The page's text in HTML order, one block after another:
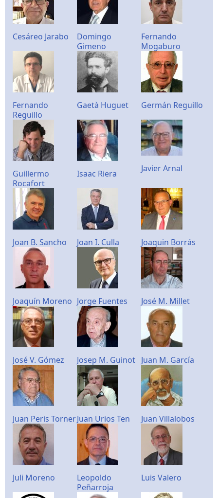
Cesáreo Jarabo
Domingo
Gimeno
Fernando
Mogaburo
Fernando
Reguillo
Gaetà Huguet Germán Reguillo
Guillermo
Rocafort
Isaac Riera Javier Arnal
Joan B. Sancho Joan I. Culla Joaquin Borrás
Joaquín Moreno Jorge Fuentes José M. Millet
José V. Gómez Josep M. Guinot Juan M. García
Juan Peris TornerJuan Urios Ten Juan Villalobos
Juli Moreno
Leopoldo
Peñarroja
Luis Valero